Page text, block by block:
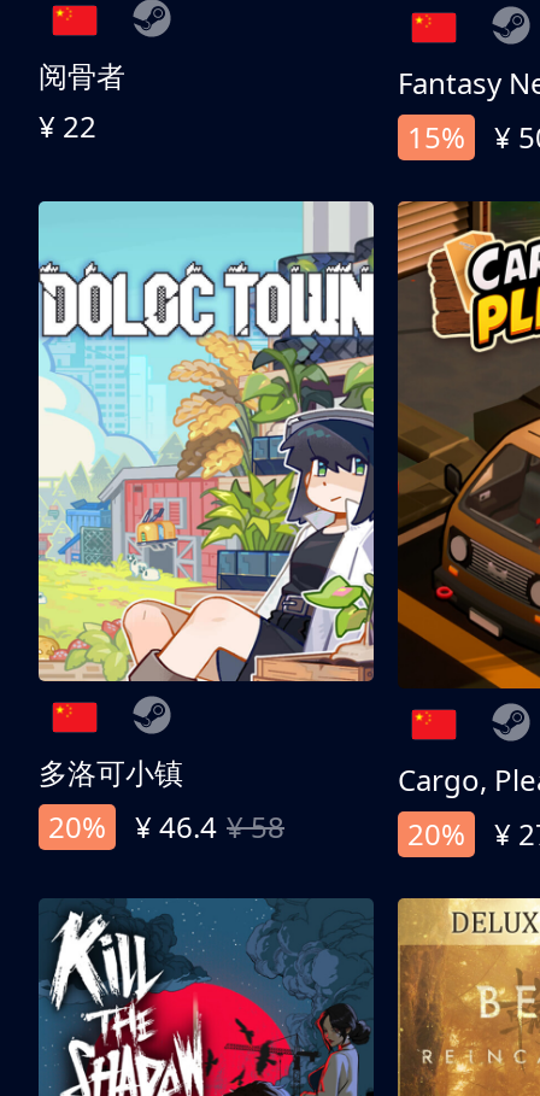
阅骨者
¥ 22
Fantasy
15%
¥
多洛可小镇
20%
¥ 46.4 ¥ 58
Cargo,
20%
¥